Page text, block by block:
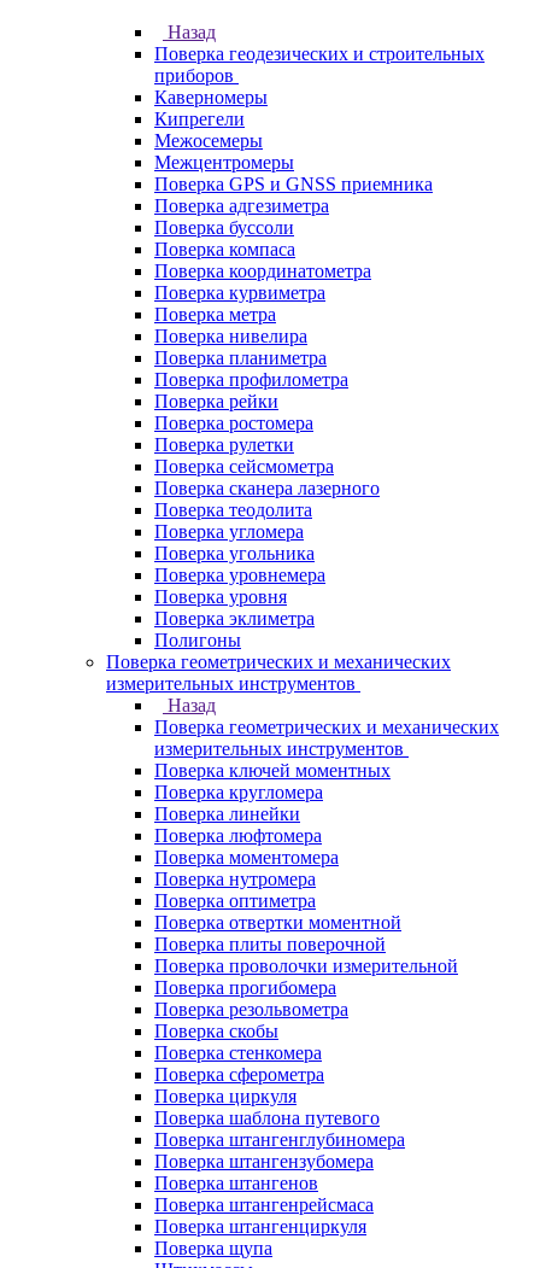
Назад
Поверка геодезических и строительных
приборов
Каверномеры
Кипрегели
Межосемеры
Межцентромеры
Поверка GPS и GNSS приемника
Поверка адгезиметра
Поверка буссоли
Поверка компаса
Поверка координатометра
Поверка курвиметра
Поверка метра
Поверка нивелира
Поверка планиметра
Поверка профилометра
Поверка рейки
Поверка ростомера
Поверка рулетки
Поверка сейсмометра
Поверка сканера лазерного
Поверка теодолита
Поверка угломера
Поверка угольника
Поверка уровнемера
Поверка уровня
Поверка эклиметра
Полигоны
Поверка геометрических и механических
измерительных инструментов
Назад
Поверка геометрических и механических
измерительных инструментов
Поверка ключей моментных
Поверка кругломера
Поверка линейки
Поверка люфтомера
Поверка моментомера
Поверка нутромера
Поверка оптиметра
Поверка отвертки моментной
Поверка плиты поверочной
Поверка проволочки измерительной
Поверка прогибомера
Поверка резольвометра
Поверка скобы
Поверка стенкомера
Поверка сферометра
Поверка циркуля
Поверка шаблона путевого
Поверка штангенглубиномера
Поверка штангензубомера
Поверка штангенов
Поверка штангенрейсмаса
Поверка штангенциркуля
Поверка щупа